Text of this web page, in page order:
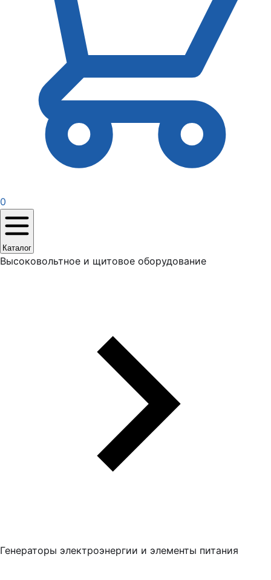
0
Каталог
Высоковольтное и щитовое оборудование
Генераторы электроэнергии и элементы питания